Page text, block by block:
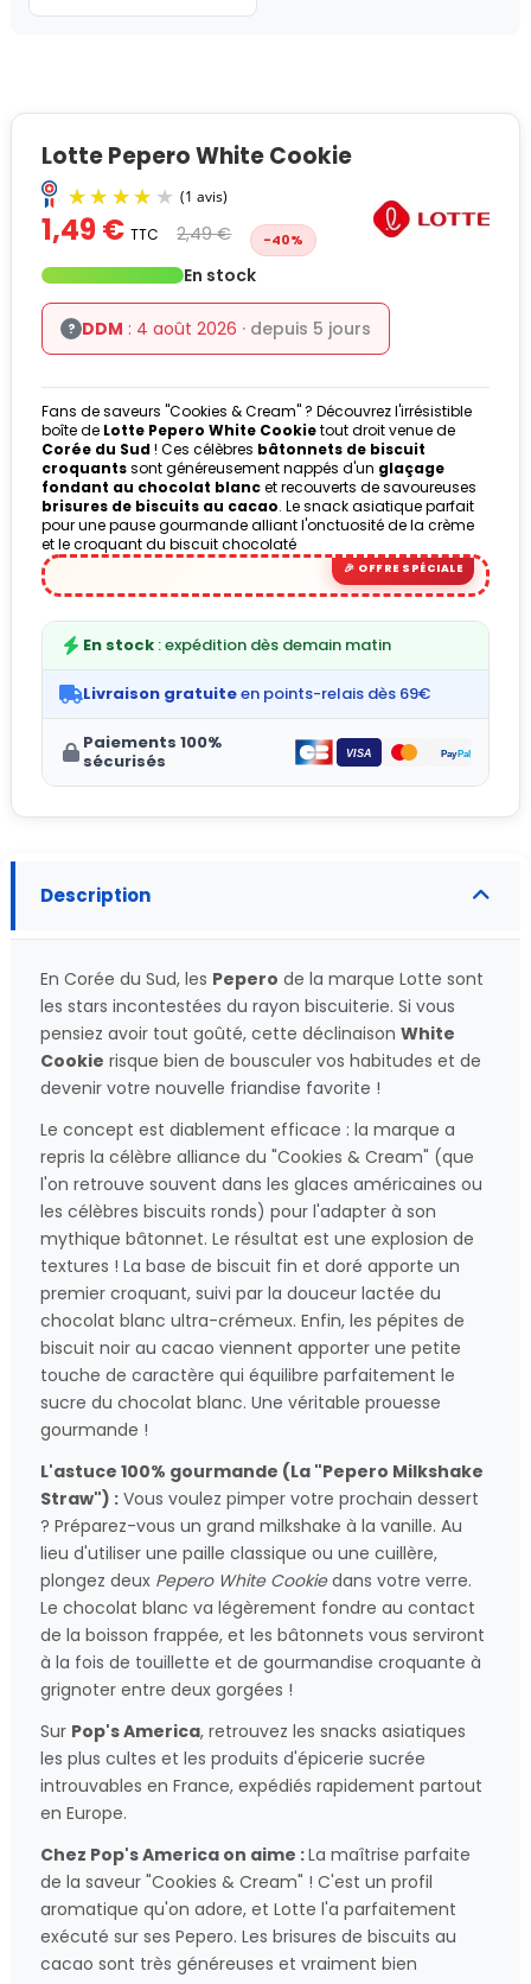
Lotte Pepero White Cookie
(1 avis)
1,49 € TTC 2,49 € -40%
En stock
? DDM : 4 août 2026 · depuis 5 jours
Fans de saveurs "Cookies & Cream" ? Découvrez l'irrésistible
boîte de Lotte Pepero White Cookietout droit venue de
Corée du Sud! Ces célèbres bâtonnets de biscuit
croquantssont généreusement nappés d'un glaçage
fondant au chocolat blancet recouverts de savoureuses
brisures de biscuits au cacao. Le snack asiatique parfait
pour une pause gourmande alliant l'onctuosité de la crème
et le croquant du biscuit chocolaté
En stock : expédition dès demain matin
Livraison gratuiteen points-relais dès 69€
Paiements 100%
sécurisés
Description
En Corée du Sud, les Pepero de la marque Lotte sont
les stars incontestées du rayon biscuiterie. Si vous
pensiez avoir tout goûté, cette déclinaison White
Cookie risque bien de bousculer vos habitudes et de
devenir votre nouvelle friandise favorite !
Le concept est diablement efficace : la marque a
repris la célèbre alliance du "Cookies & Cream" (que
l'on retrouve souvent dans les glaces américaines ou
les célèbres biscuits ronds) pour l'adapter à son
mythique bâtonnet. Le résultat est une explosion de
textures ! La base de biscuit fin et doré apporte un
premier croquant, suivi par la douceur lactée du
chocolat blanc ultra-crémeux. Enfin, les pépites de
biscuit noir au cacao viennent apporter une petite
touche de caractère qui équilibre parfaitement le
sucre du chocolat blanc. Une véritable prouesse
gourmande !
L'astuce 100% gourmande (La "Pepero Milkshake
Straw") : Vous voulez pimper votre prochain dessert
? Préparez-vous un grand milkshake à la vanille. Au
lieu d'utiliser une paille classique ou une cuillère,
plongez deux Pepero White Cookiedans votre verre.
Le chocolat blanc va légèrement fondre au contact
de la boisson frappée, et les bâtonnets vous serviront
à la fois de touillette et de gourmandise croquante à
grignoter entre deux gorgées !
Sur Pop's America, retrouvez les snacks asiatiques
les plus cultes et les produits d'épicerie sucrée
introuvables en France, expédiés rapidement partout
en Europe.
Chez Pop's America on aime :La maîtrise parfaite
de la saveur "Cookies & Cream" ! C'est un profil
aromatique qu'on adore, et Lotte l'a parfaitement
exécuté sur ses Pepero. Les brisures de biscuits au
cacao sont très généreuses et vraiment bien